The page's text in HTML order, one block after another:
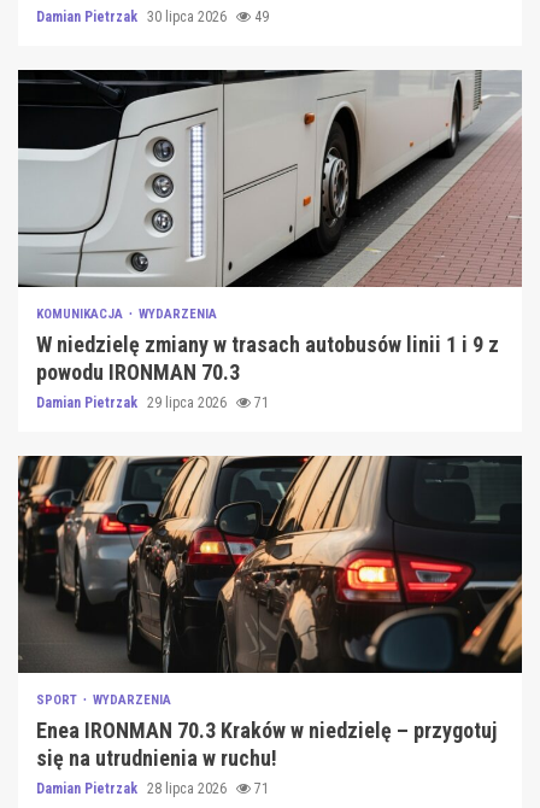
Damian Pietrzak 30 lipca 2026 49
KOMUNIKACJA WYDARZENIA
W niedzielę zmiany w trasach autobusów linii 1 i 9 z
powodu IRONMAN 70.3
Damian Pietrzak 29 lipca 2026 71
SPORT WYDARZENIA
Enea IRONMAN 70.3 Kraków w niedzielę – przygotuj
się na utrudnienia w ruchu!
Damian Pietrzak 28 lipca 2026 71